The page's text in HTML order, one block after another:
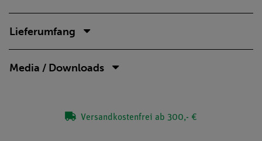
Lieferumfang
Media / Downloads
Versandkostenfrei ab 300,- €